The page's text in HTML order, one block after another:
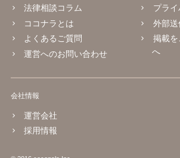
法律相談コラム
ココナラとは
よくあるご質問
運営へのお問い合わせ
プラ
外部送
掲載
へ
会社情報
運営会社
採用情報